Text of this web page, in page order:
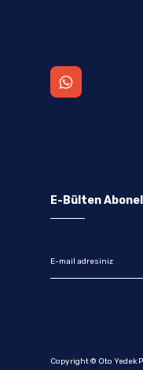
E-Bülten
Copyright © Oto Yedek